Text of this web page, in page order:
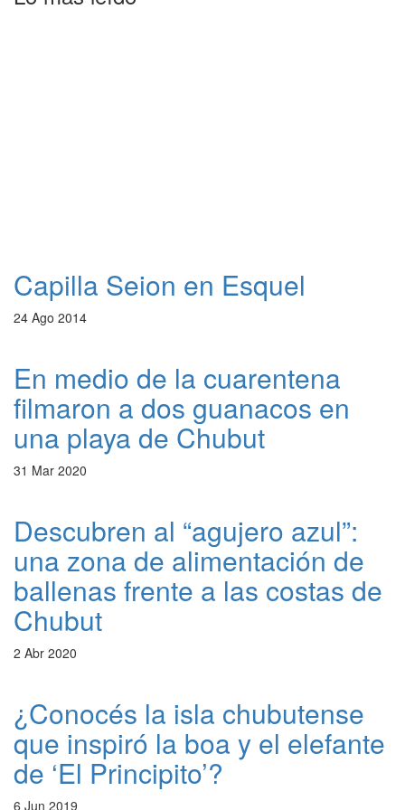
Capilla Seion en Esquel
24 Ago 2014
En medio de la cuarentena
filmaron a dos guanacos en
una playa de Chubut
31 Mar 2020
Descubren al “agujero azul”:
una zona de alimentación de
ballenas frente a las costas de
Chubut
2 Abr 2020
¿Conocés la isla chubutense
que inspiró la boa y el elefante
de ‘El Principito’?
6 Jun 2019